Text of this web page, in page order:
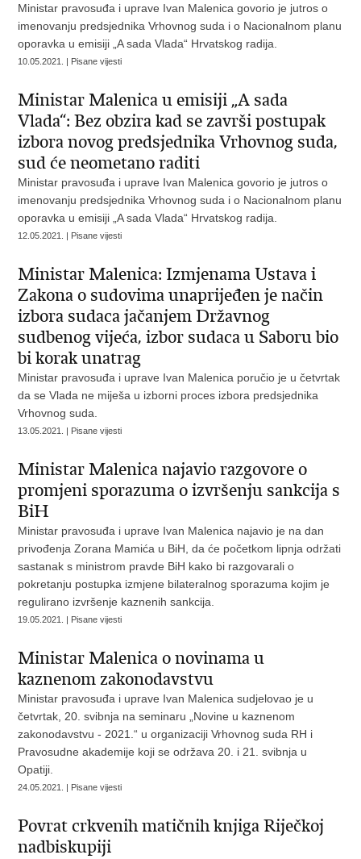
Ministar pravosuđa i uprave Ivan Malenica govorio je jutros o
imenovanju predsjednika Vrhovnog suda i o Nacionalnom planu
oporavka u emisiji „A sada Vlada“ Hrvatskog radija.
10.05.2021. | Pisane vijesti
Ministar Malenica u emisiji „A sada
Vlada“: Bez obzira kad se završi postupak
izbora novog predsjednika Vrhovnog suda,
sud će neometano raditi
Ministar pravosuđa i uprave Ivan Malenica govorio je jutros o
imenovanju predsjednika Vrhovnog suda i o Nacionalnom planu
oporavka u emisiji „A sada Vlada“ Hrvatskog radija.
12.05.2021. | Pisane vijesti
Ministar Malenica: Izmjenama Ustava i
Zakona o sudovima unaprijeđen je način
izbora sudaca jačanjem Državnog
sudbenog vijeća, izbor sudaca u Saboru bio
bi korak unatrag
Ministar pravosuđa i uprave Ivan Malenica poručio je u četvrtak
da se Vlada ne miješa u izborni proces izbora predsjednika
Vrhovnog suda.
13.05.2021. | Pisane vijesti
Ministar Malenica najavio razgovore o
promjeni sporazuma o izvršenju sankcija s
BiH
Ministar pravosuđa i uprave Ivan Malenica najavio je na dan
privođenja Zorana Mamića u BiH, da će početkom lipnja održati
sastanak s ministrom pravde BiH kako bi razgovarali o
pokretanju postupka izmjene bilateralnog sporazuma kojim je
regulirano izvršenje kaznenih sankcija.
19.05.2021. | Pisane vijesti
Ministar Malenica o novinama u
kaznenom zakonodavstvu
Ministar pravosuđa i uprave Ivan Malenica sudjelovao je u
četvrtak, 20. svibnja na seminaru „Novine u kaznenom
zakonodavstvu - 2021.“ u organizaciji Vrhovnog suda RH i
Pravosudne akademije koji se održava 20. i 21. svibnja u
Opatiji.
24.05.2021. | Pisane vijesti
Povrat crkvenih matičnih knjiga Riječkoj
nadbiskupiji